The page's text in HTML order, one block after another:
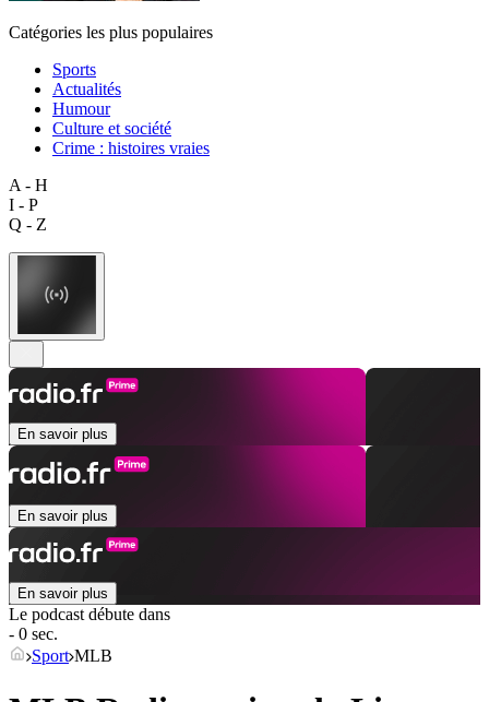
Catégories les plus populaires
Sports
Actualités
Humour
Culture et société
Crime : histoires vraies
A - H
I - P
Q - Z
En savoir plus
En savoir plus
En savoir plus
Le podcast débute dans
- 0 sec.
Sport MLB